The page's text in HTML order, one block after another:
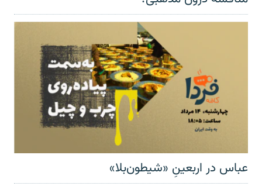
عباس در اربعینِ «شیطون‌بلا»